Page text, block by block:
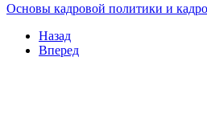
Основы кадровой политики и
Назад
Вперед